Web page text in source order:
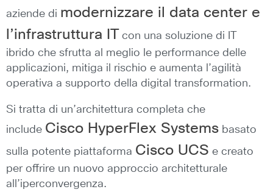
aziende di modernizzare il data center e
l’infrastruttura IT con una soluzione di IT
ibrido che sfrutta al meglio le performance delle
applicazioni, mitiga il rischio e aumenta l’agilità
operativa a supporto della digital transformation.
Si tratta di un’architettura completa che
include Cisco HyperFlex Systems basato
sulla potente piattaforma Cisco UCS e creato
per offrire un nuovo approccio architetturale
all’iperconvergenza.